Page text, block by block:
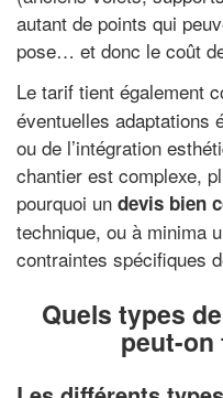
autant de points qui
pose… et donc le coût
Le tarif tient également
éventuelles adaptations
ou de l’intégration
chantier est complexe,
pourquoi un devis bien
technique, ou à minima
contraintes spécifiques
Quels types
peut-on